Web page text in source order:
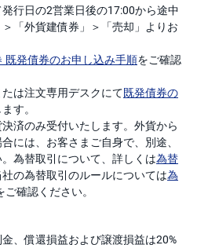
行日の2営業日後の17:00から途中
「外貨建債券」＞「売却」よりお
既発債券のお申し込み手順をご確認
は注文専用デスクにて既発債券の
す。
済のみ受付いたします。外貨から
には、お客さまご自身で、別途、
為替取引について、詳しくは為替
の為替取引のルールについては為
ご確認ください。
、償還損益および譲渡損益は20%